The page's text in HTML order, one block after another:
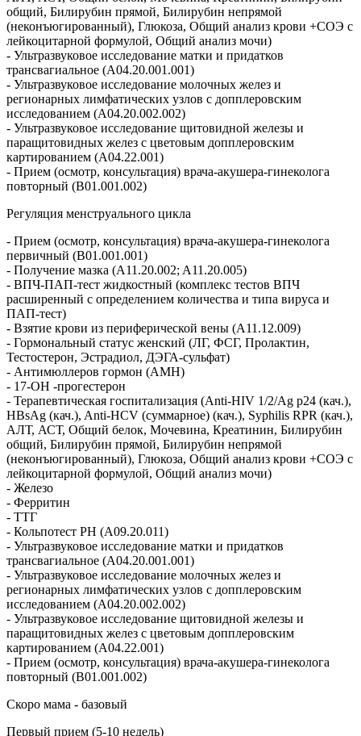
общий, Билирубин прямой, Билирубин непрямой
(неконъюгированный), Глюкоза, Общий анализ крови +СОЭ с
лейкоцитарной формулой, Общий анализ мочи)
- Ультразвуковое исследование матки и придатков
трансвагиальное (A04.20.001.001)
- Ультразвуковое исследование молочных желез и
регионарных лимфатических узлов с допплеровским
исследованием (A04.20.002.002)
- Ультразвуковое исследование щитовидной железы и
паращитовидных желез с цветовым допплеровским
картированием (A04.22.001)
- Прием (осмотр, консультация) врача-акушера-гинеколога
повторный (B01.001.002)
Регуляция менструального цикла
- Прием (осмотр, консультация) врача-акушера-гинеколога
первичный (B01.001.001)
- Получение мазка (A11.20.002; A11.20.005)
- ВПЧ-ПАП-тест жидкостный (комплекс тестов ВПЧ
расширенный с определением количества и типа вируса и
ПАП-тест)
- Взятие крови из периферической вены (A11.12.009)
- Гормональный статус женский (ЛГ, ФСГ, Пролактин,
Тестостерон, Эстрадиол, ДЭГА-сульфат)
- Антимюллеров гормон (АМH)
- 17-ОН -прогестерон
- Терапевтическая госпитализация (Anti-HIV 1/2/Ag p24 (кач.),
HBsAg (кач.), Anti-HCV (суммарное) (кач.), Syphilis RPR (кач.),
АЛТ, АСТ, Общий белок, Мочевина, Креатинин, Билирубин
общий, Билирубин прямой, Билирубин непрямой
(неконъюгированный), Глюкоза, Общий анализ крови +СОЭ с
лейкоцитарной формулой, Общий анализ мочи)
- Железо
- Ферритин
- ТТГ
- Кольпотест PH (A09.20.011)
- Ультразвуковое исследование матки и придатков
трансвагиальное (A04.20.001.001)
- Ультразвуковое исследование молочных желез и
регионарных лимфатических узлов с допплеровским
исследованием (A04.20.002.002)
- Ультразвуковое исследование щитовидной железы и
паращитовидных желез с цветовым допплеровским
картированием (A04.22.001)
- Прием (осмотр, консультация) врача-акушера-гинеколога
повторный (B01.001.002)
Скоро мама - базовый
Первый прием (5-10 недель)